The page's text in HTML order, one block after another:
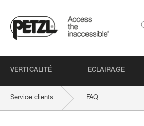
VERTICALITÉ ECLAIRAGE
Service clients FAQ